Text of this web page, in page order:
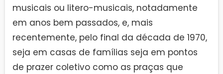
musicais ou litero-musicais, notadamente
em anos bem passados, e, mais
recentemente, pelo final da década de 1970,
seja em casas de famílias seja em pontos
de prazer coletivo como as praças que